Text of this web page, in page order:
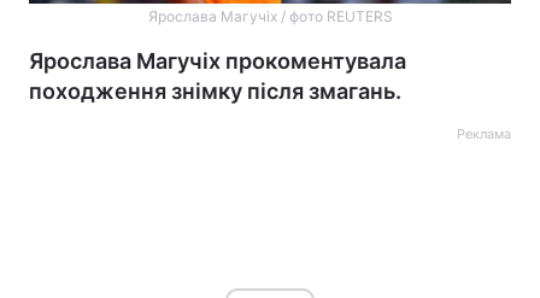
Ярослава Магучіх / фото REUTERS
Ярослава Магучіх прокоментувала
походження знімку після змагань.
Реклама